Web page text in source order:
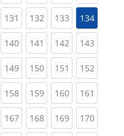
131 (current)
132(current)
133(current)
134
140(current)
141 (current)
142(current)
143
149(current)
150(current)
151 (current)
152
158(current)
159(current)
160(current)
161
167(current)
168(current)
169(current)
170